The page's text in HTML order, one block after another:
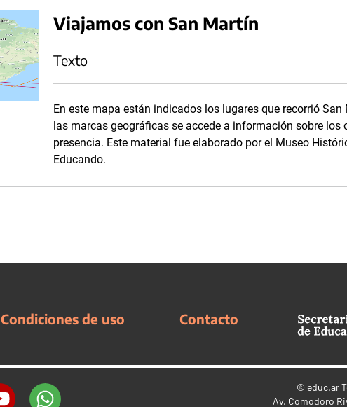
Viajamos con San Martín
Texto
En este mapa están indicados los lugares que recorrió
las marcas geográficas se accede a información sobre los
presencia. Este material fue elaborado por el Museo
Educando.
Condiciones de uso Contacto
© educ.ar
Av. Comodoro